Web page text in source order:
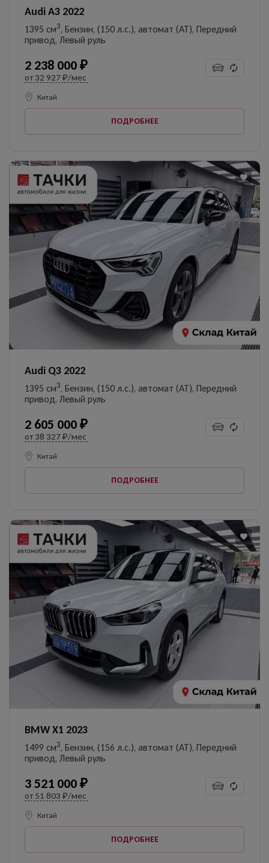
Audi A3 2022
1395 см3, Бензин, (150 л.с.), автомат (AT), Передний
привод, Левый руль
2 238 000 ₽
от 32 927 ₽/мес
Китай
ПОДРОБНЕЕ
Audi Q3 2022
1395 см3, Бензин, (150 л.с.), автомат (AT), Передний
привод, Левый руль
2 605 000 ₽
от 38 327 ₽/мес
Китай
ПОДРОБНЕЕ
BMW X1 2023
1499 см3, Бензин, (156 л.с.), автомат (AT), Передний
привод, Левый руль
3 521 000 ₽
от 51 803 ₽/мес
Китай
ПОДРОБНЕЕ